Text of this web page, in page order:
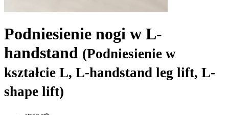
Podniesienie nogi w L-
handstand (Podniesienie w
kształcie L, L-handstand leg lift, L-
shape lift)